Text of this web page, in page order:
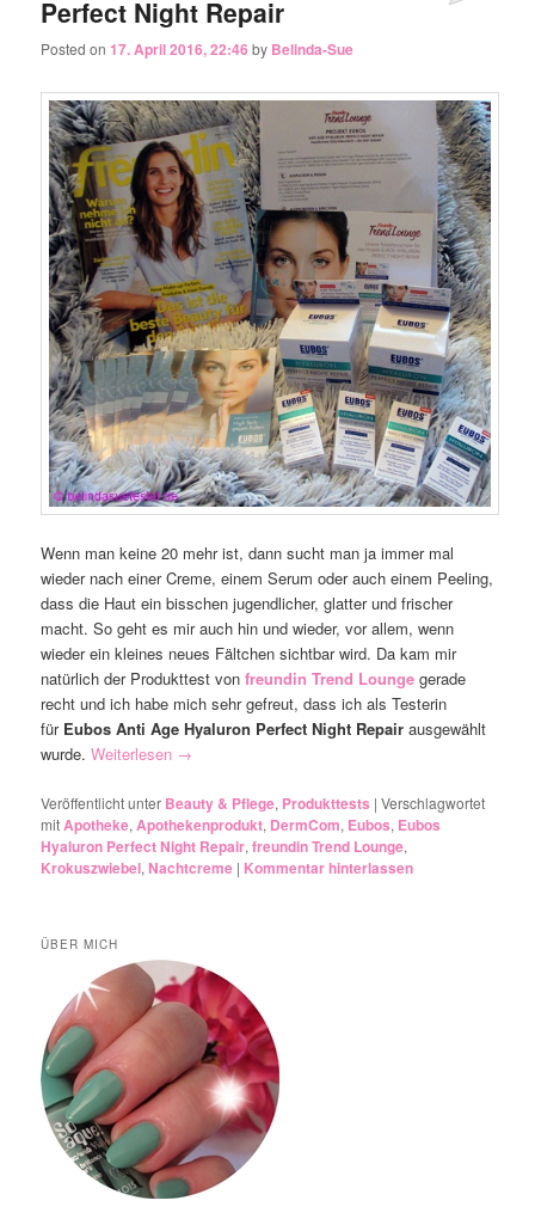
Perfect Night Repair
Posted on17. April 2016, 22:46 by Belinda-Sue
Wenn man keine 20 mehr ist, dann sucht man ja immer mal
wieder nach einer Creme, einem Serum oder auch einem Peeling,
dass die Haut ein bisschen jugendlicher, glatter und frischer
macht. So geht es mir auch hin und wieder, vor allem, wenn
wieder ein kleines neues Fältchen sichtbar wird. Da kam mir
natürlich der Produkttest vonfreundin Trend Lounge gerade
recht und ich habe mich sehr gefreut, dass ich als Testerin
für Eubos Anti Age Hyaluron Perfect Night Repair ausgewählt
wurde.Weiterlesen →
Veröffentlicht unter Beauty & Pflege, Produkttests |Verschlagwortet
mitApotheke,Apothekenprodukt, DermCom, Eubos, Eubos
Hyaluron Perfect Night Repair,freundin Trend Lounge,
Krokuszwiebel,Nachtcreme | Kommentar hinterlassen
ÜBER MICH